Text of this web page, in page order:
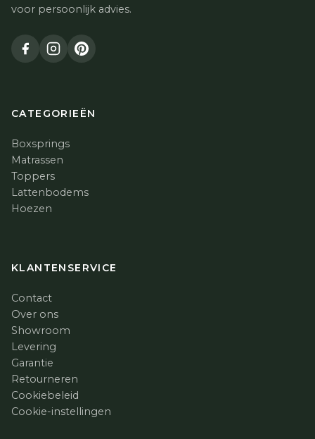
voor persoonlijk advies.
CATEGORIEËN
Boxsprings
Matrassen
Toppers
Lattenbodems
Hoezen
KLANTENSERVICE
Contact
Over ons
Showroom
Levering
Garantie
Retourneren
Cookiebeleid
Cookie-instellingen